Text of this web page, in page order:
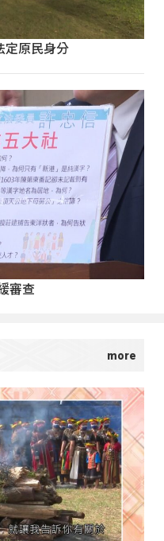
定原民身分
審查